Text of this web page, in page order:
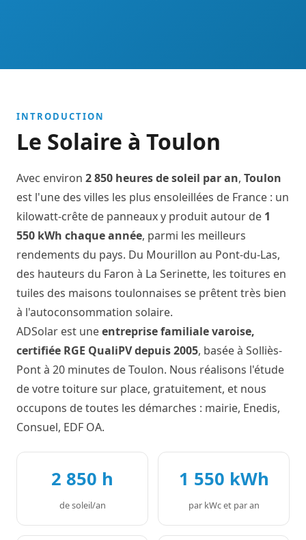
INTRODUCTION
Le Solaire à Toulon
Avec environ 2 850 heures de soleil par an, Toulon
est l'une des villes les plus ensoleillées de France : un
kilowatt-crête de panneaux y produit autour de 1
550 kWh chaque année, parmi les meilleurs
rendements du pays. Du Mourillon au Pont-du-Las,
des hauteurs du Faron à La Serinette, les toitures en
tuiles des maisons toulonnaises se prêtent très bien
à l'autoconsommation solaire.
ADSolar est uneentreprise familiale varoise,
certifiée RGE QualiPV depuis 2005, basée à Solliès-
Pont à 20 minutes de Toulon. Nous réalisons l'étude
de votre toiture sur place, gratuitement, et nous
occupons de toutes les démarches : mairie, Enedis,
Consuel, EDF OA.
2 850 h
de soleil/an
1 550 kWh
par kWc et par an